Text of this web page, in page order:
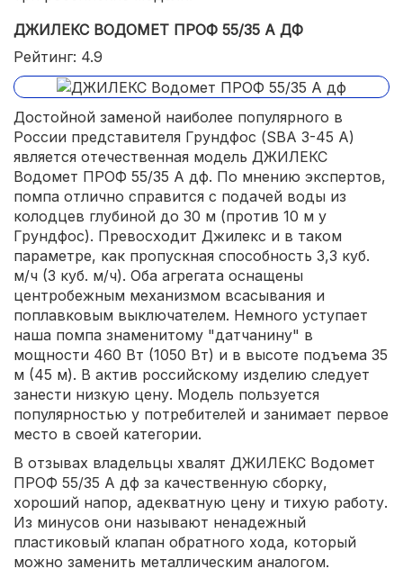
ДЖИЛЕКС ВОДОМЕТ ПРОФ 55/35 А ДФ
Рейтинг: 4.9
Достойной заменой наиболее популярного в
России представителя Грундфос (SBA 3-45 A)
является отечественная модель ДЖИЛЕКС
Водомет ПРОФ 55/35 А дф. По мнению экспертов,
помпа отлично справится с подачей воды из
колодцев глубиной до 30 м (против 10 м у
Грундфос). Превосходит Джилекс и в таком
параметре, как пропускная способность 3,3 куб.
м/ч (3 куб. м/ч). Оба агрегата оснащены
центробежным механизмом всасывания и
поплавковым выключателем. Немного уступает
наша помпа знаменитому "датчанину" в
мощности 460 Вт (1050 Вт) и в высоте подъема 35
м (45 м). В актив российскому изделию следует
занести низкую цену. Модель пользуется
популярностью у потребителей и занимает первое
место в своей категории.
В отзывах владельцы хвалят ДЖИЛЕКС Водомет
ПРОФ 55/35 А дф за качественную сборку,
хороший напор, адекватную цену и тихую работу.
Из минусов они называют ненадежный
пластиковый клапан обратного хода, который
можно заменить металлическим аналогом.